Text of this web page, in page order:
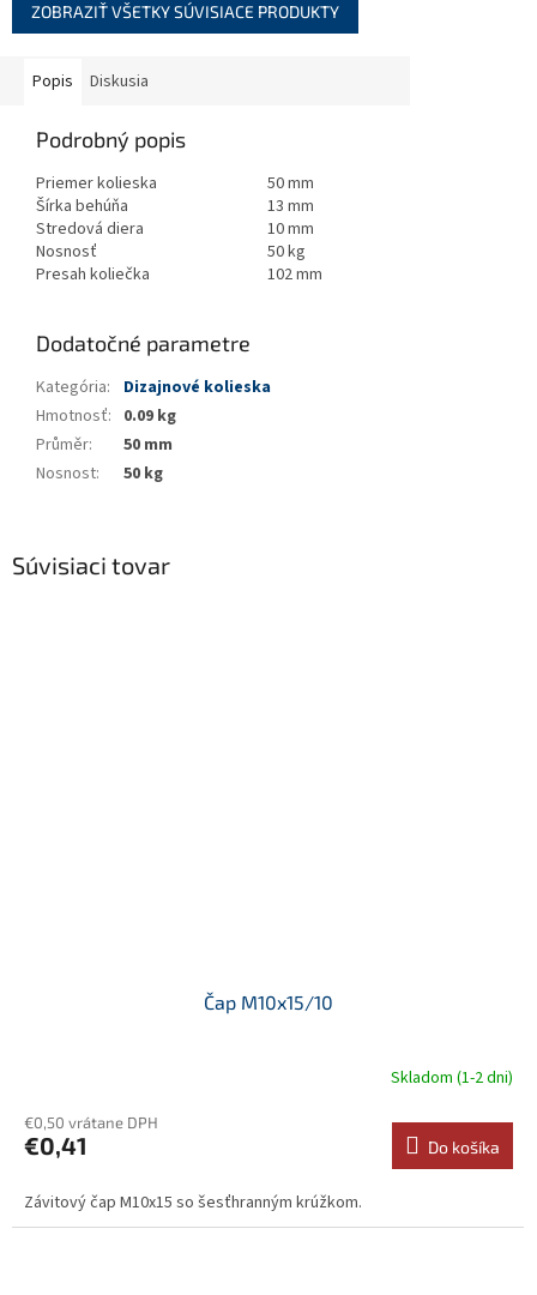
Súvisiaci tovar
Čap M10x15/10
Skladom (1-2 dni)
€0,50 vrátane DPH
€0,41 Do košíka
Závitový čap M10x15 so šesťhranným krúžkom.
ZOBRAZIŤ VŠETKY SÚVISIACE PRODUKTY
Popis Diskusia
Podrobný popis
Priemer kolieska
50 mm
Šírka behúňa
13 mm
Stredová diera
10 mm
Nosnosť
50 kg
Presah koliečka
102 mm
Dodatočné parametre
Kategória:
Dizajnové kolieska
Hmotnosť: 0.09 kg
Průměr:
50 mm
Nosnost: 50 kg